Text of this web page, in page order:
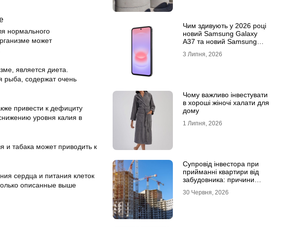
нормального
может
является диета.
рыба, содержат очень
привести к дефициту
уровня калия в
и табака может приводить к
сердца и питания клеток
описанные выше
Чим здивують у 2026 році
новий Samsung Galaxy
A37 та новий Samsung
3 Липня, 2026
Чому важливо інвестувати
в хороші жіночі халати для
дому
1 Липня, 2026
Супровід інвестора при
прийманні квартири від
забудовника: причини
30 Червня, 2026